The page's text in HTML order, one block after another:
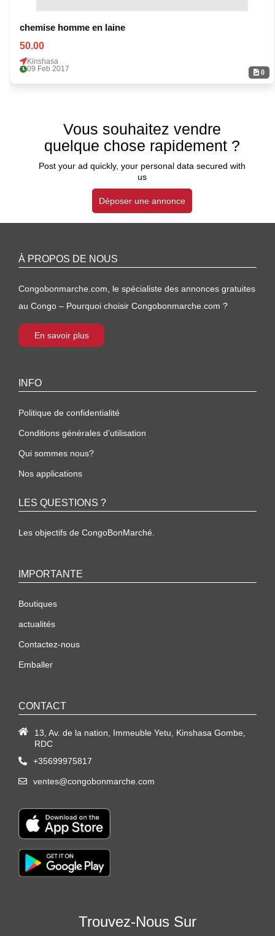
0
chemise homme en laine
50.00
Kinshasa
09 Feb 2017
Vous souhaitez vendre
quelque chose rapidement ?
Post your ad quickly, your personal data secured with
us
Déposer une annonce
À PROPOS DE NOUS
Congobonmarche.com, le spécialiste des annonces gratuites
au Congo – Pourquoi choisir Congobonmarche.com ?
En savoir plus
INFO
Politique de confidentialité
Conditions générales d’utilisation
Qui sommes nous?
Nos applications
LES QUESTIONS ?
Les objectifs de CongoBonMarché.
IMPORTANTE
Boutiques
actualités
Contactez-nous
Emballer
CONTACT
13, Av. de la nation, Immeuble Yetu, Kinshasa Gombe,
RDC
+35699975817
ventes@congobonmarche.com
Trouvez-Nous Sur